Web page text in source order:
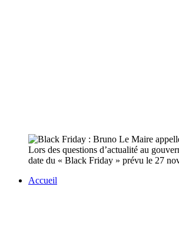
Lors des questions d’actualité au
date du « Black Friday » prévu le 27
Accueil